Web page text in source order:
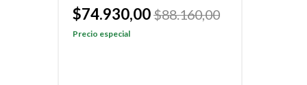
$74.930,00$88.160,00
Precio especial